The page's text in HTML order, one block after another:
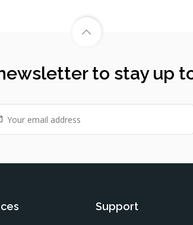
to stay up
Support